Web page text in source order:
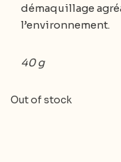
démaquillage
l’environnement.
40 g
Out of stock